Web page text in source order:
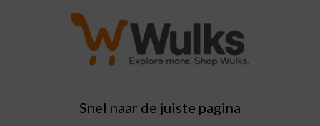
Snel naar de juiste pagina